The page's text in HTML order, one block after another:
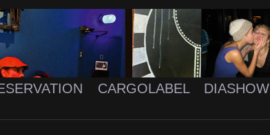
CARGOLABEL
DIASHOW